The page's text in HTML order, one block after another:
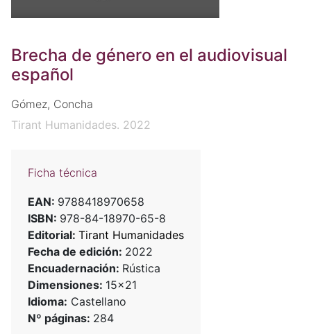
Brecha de género en el audiovisual
español
Gómez, Concha
Tirant Humanidades. 2022
Ficha técnica
EAN: 9788418970658
ISBN: 978-84-18970-65-8
Editorial: Tirant Humanidades
Fecha de edición: 2022
Encuadernación: Rústica
Dimensiones: 15x21
Idioma: Castellano
Nº páginas: 284